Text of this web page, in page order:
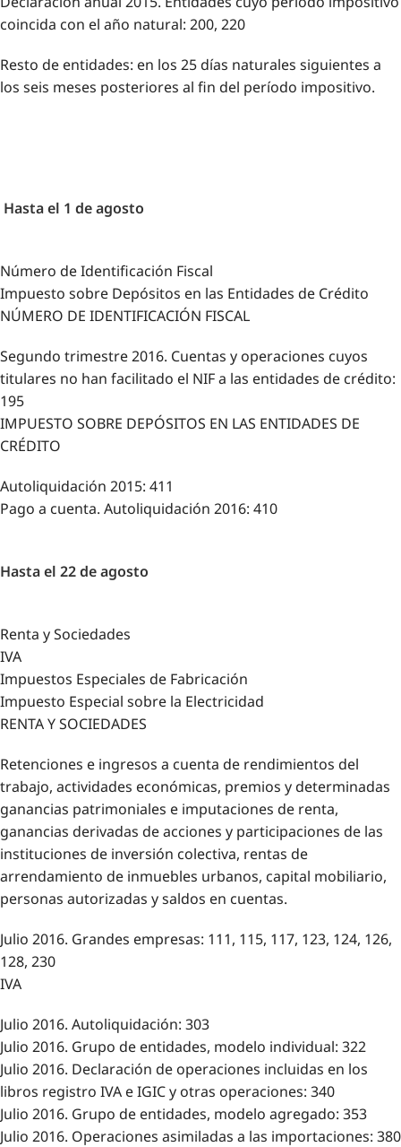
coincida con el año natural: 200, 220
Resto de entidades: en los 25 días naturales siguientes a
los seis meses posteriores al fin del período impositivo.
Hasta el 1 de agosto
Número de Identificación Fiscal
Impuesto sobre Depósitos en las Entidades de Crédito
NÚMERO DE IDENTIFICACIÓN FISCAL
Segundo trimestre 2016. Cuentas y operaciones cuyos
titulares no han facilitado el NIF a las entidades de crédito:
195
IMPUESTO SOBRE DEPÓSITOS EN LAS ENTIDADES DE
CRÉDITO
Autoliquidación 2015: 411
Pago a cuenta. Autoliquidación 2016: 410
Hasta el 22 de agosto
Renta y Sociedades
IVA
Impuestos Especiales de Fabricación
Impuesto Especial sobre la Electricidad
RENTA Y SOCIEDADES
Retenciones e ingresos a cuenta de rendimientos del
trabajo, actividades económicas, premios y determinadas
ganancias patrimoniales e imputaciones de renta,
ganancias derivadas de acciones y participaciones de las
instituciones de inversión colectiva, rentas de
arrendamiento de inmuebles urbanos, capital mobiliario,
personas autorizadas y saldos en cuentas.
Julio 2016. Grandes empresas: 111, 115, 117, 123, 124, 126,
128, 230
IVA
Julio 2016. Autoliquidación: 303
Julio 2016. Grupo de entidades, modelo individual: 322
Julio 2016. Declaración de operaciones incluidas en los
libros registro IVA e IGIC y otras operaciones: 340
Julio 2016. Grupo de entidades, modelo agregado: 353
Julio 2016. Operaciones asimiladas a las importaciones: 380